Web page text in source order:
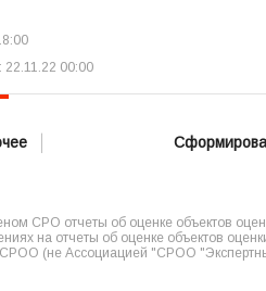
00:00
СРО отчеты об оценке объектов
на отчеты об оценке объектов
(не Ассоциацией "СРОО